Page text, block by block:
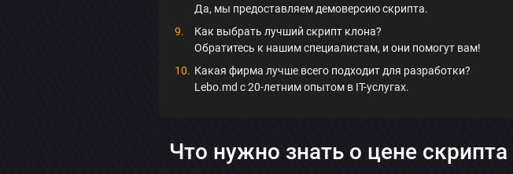
Да, мы предоставляем демоверсию скрипта.
Как выбрать лучший скрипт клона?
Обратитесь к нашим специалистам, и они помогут вам!
Какая фирма лучше всего подходит для разработки?
Lebo.md с 20-летним опытом в IT-услугах.
Что нужно знать о цене